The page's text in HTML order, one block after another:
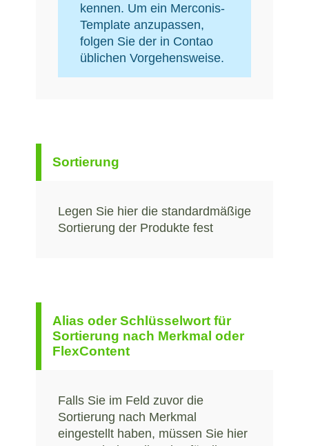
kennen. Um ein Merconis-
Template anzupassen,
folgen Sie der in Contao
üblichen Vorgehensweise.
Sortierung
Legen Sie hier die standardmäßige
Sortierung der Produkte fest
Alias oder Schlüsselwort für
Sortierung nach Merkmal oder
FlexContent
Falls Sie im Feld zuvor die
Sortierung nach Merkmal
eingestellt haben, müssen Sie hier